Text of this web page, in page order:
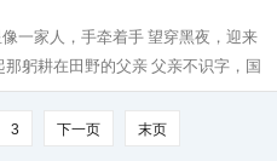
一家人，手牵着手 望穿黑夜，迎来
躬耕在田野的父亲 父亲不识字，国
3 下一页 末页